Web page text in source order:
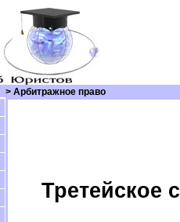
> Арбитражное право
Третейское